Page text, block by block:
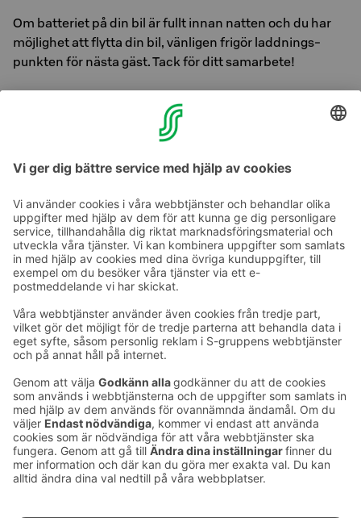
Om bat­te­ri­et på din bil är fullt innan nat­ten och du har
möj­lig­het att flyt­ta din bil, vän­li­gen fri­gör ladd­nings­
punk­ten för nästa gäst. Tack för ditt sam­ar­be­te!
Det finns en låst för­va­rings­plats för cyklar och vi har
Ta kontakt
Kontaktuppgifter till hotellen
Feedback
Ge feedback
Sokos Hotels nyhetsbrev
nyhetsbrev
Du får Sokos Hotellens senaste
förmåner och nyheter till din e-
post varje månad.
Utmärkelser och certifikat
Sokos Hotels i sociala medier
Sokos
Hotels på
Sokos
Hotels på
Sokos
Hotels
på
Sokos
Hotels i
Linkedin